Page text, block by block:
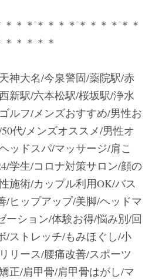
＊＊＊＊＊＊＊＊＊＊＊＊
＊＊＊＊
神大名/今泉警固/薬院駅/赤
新駅/六本松駅/桜坂駅/浄水
ルフ/メンズおすすめ/男性お
代/メンズオススメ/男性オ
ッドスパ/マッサージ/肩こ
学生/コロナ対策サロン/顔の
施術/カップル利用OK/バス
/ヒップアップ/美脚/ヘッドマ
ーション/体験お得/悩み別/回
/ストレッチ/もみほぐし/小
リース/腰痛改善/スポーツ
正/肩甲骨/肩甲骨はがし/マ